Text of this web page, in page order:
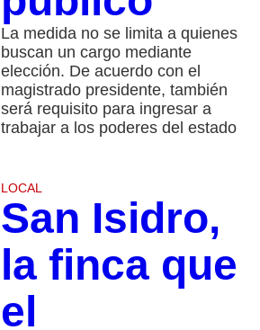
La medida no se limita a quienes
buscan un cargo mediante
elección. De acuerdo con el
magistrado presidente, también
será requisito para ingresar a
trabajar a los poderes del estado
LOCAL
San Isidro,
la finca que
el